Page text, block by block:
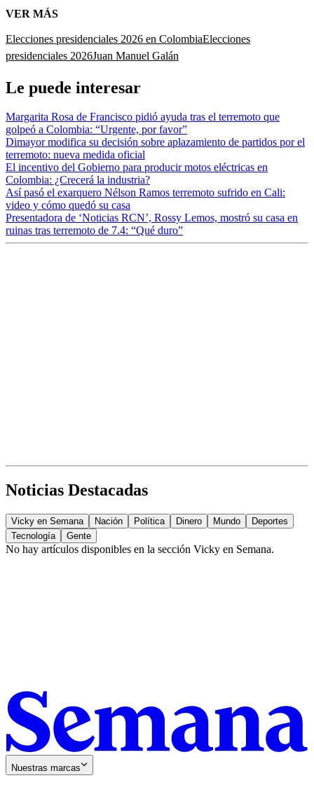
VER MÁS
Elecciones presidenciales 2026 en ColombiaElecciones
presidenciales 2026Juan Manuel Galán
Le puede interesar
Margarita Rosa de Francisco pidió ayuda tras el terremoto que
golpeó a Colombia: “Urgente, por favor”
Dimayor modifica su decisión sobre aplazamiento de partidos por el
terremoto: nueva medida oficial
El incentivo del Gobierno para producir motos eléctricas en
Colombia: ¿Crecerá la industria?
Así pasó el exarquero Nélson Ramos terremoto sufrido en Cali:
video y cómo quedó su casa
Presentadora de ‘Noticias RCN’, Rossy Lemos, mostró su casa en
ruinas tras terremoto de 7.4: “Qué duro”
Noticias Destacadas
Vicky en Semana Nación Política Dinero Mundo
Deportes
Tecnología
Gente
No hay artículos disponibles en la sección Vicky en Semana.
Nuestras marcas